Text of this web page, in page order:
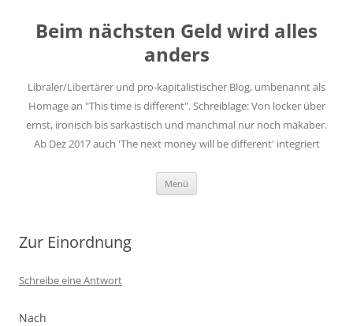
springen
Beim nächsten Geld wird alles
anders
Libraler/Libertärer und pro-kapitalistischer Blog, umbenannt als
Homage an "This time is different". Schreiblage: Von locker über
ernst, ironisch bis sarkastisch und manchmal nur noch makaber.
Ab Dez 2017 auch 'The next money will be different' integriert
Menü
Zur Einordnung
Schreibe eine Antwort
Nach